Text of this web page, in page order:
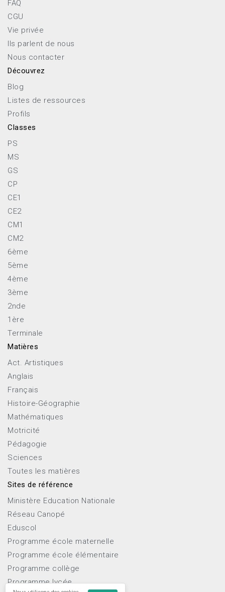
FAQ
CGU
Vie privée
Ils parlent de nous
Nous contacter
Découvrez
Blog
Listes de ressources
Profils
Classes
PS
MS
GS
CP
CE1
CE2
CM1
CM2
6ème
5ème
4ème
3ème
2nde
1ère
Terminale
Matières
Act. Artistiques
Anglais
Français
Histoire-Géographie
Mathématiques
Motricité
Pédagogie
Sciences
Toutes les matières
Sites de référence
Ministère Education Nationale
Réseau Canopé
Eduscol
Programme école maternelle
Programme école élémentaire
Programme collège
Programme lycée